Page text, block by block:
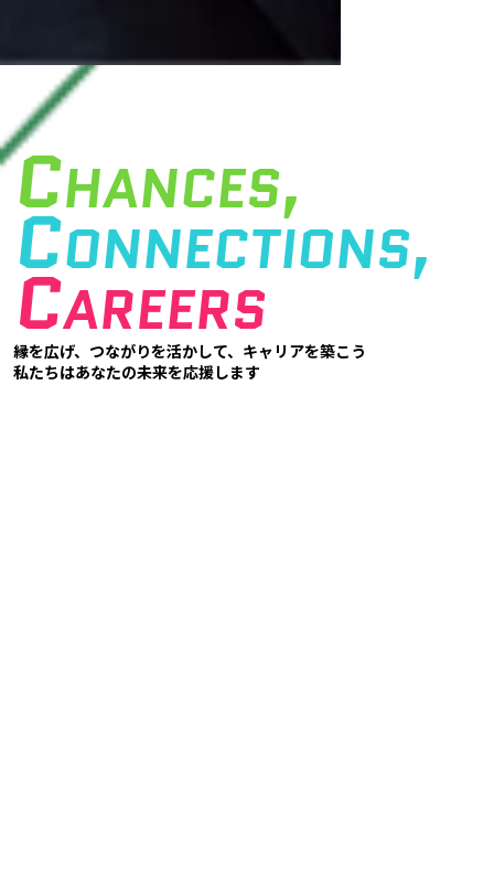
CHANCES,
CONNECTIONS,
CAREERS
縁を広げ、つながりを活かして、キャリアを築こう
私たちはあなたの未来を応援します